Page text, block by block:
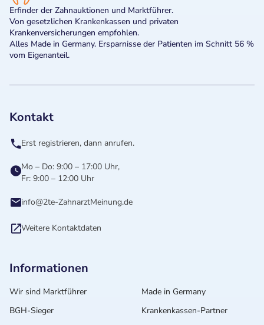
Erfinder der Zahnauktionen und Marktführer.
Von gesetzlichen Krankenkassen und privaten
Krankenversicherungen empfohlen.
Alles Made in Germany. Ersparnisse der Patienten im Schnitt 56 %
vom Eigenanteil.
Kontakt
Erst registrieren, dann anrufen.
Mo – Do: 9:00 – 17:00 Uhr,
Fr: 9:00 – 12:00 Uhr
info@2te-ZahnarztMeinung.de
Weitere Kontaktdaten
Informationen
Wir sind Marktführer
Made in Germany
BGH-Sieger
Krankenkassen-Partner